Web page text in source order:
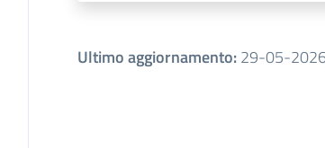
Ultimo aggiornamento:29-05-